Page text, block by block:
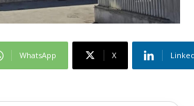
WhatsApp X